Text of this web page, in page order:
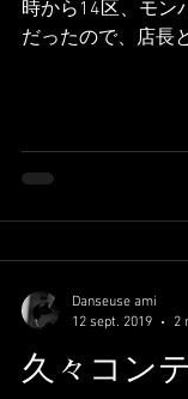
時から14区、モン
だったので、店長
久々コン
Danseuse ami
12 sept. 2019
2